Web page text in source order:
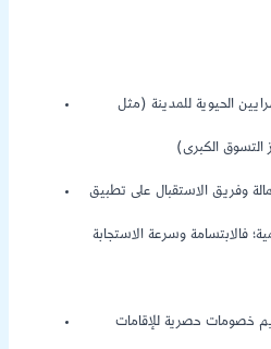
الحيوية للمدينة (مثل
وفريق الاستقبال على تطبيق
فالابتسامة وسرعة الاستجابة
خصومات حصرية للإقامات